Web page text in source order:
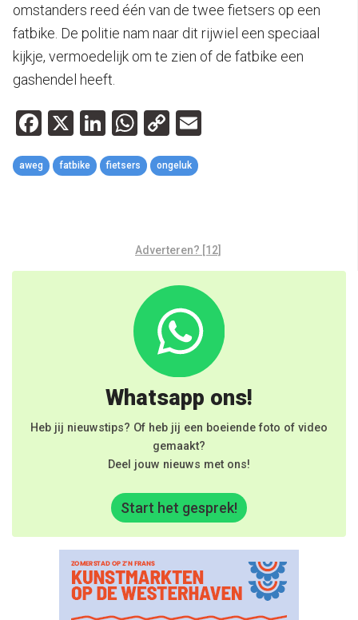
omstanders reed één van de twee fietsers op een
fatbike. De politie nam naar dit rijwiel een speciaal
kijkje, vermoedelijk om te zien of de fatbike een
gashendel heeft.
Facebook
X LinkedIn
WhatsApp
Copy
Link
aweg fatbike fietsers ongeluk
Adverteren? [12]
Whatsapp ons!
Heb jij nieuwstips? Of heb jij een boeiende foto of video
gemaakt?
Deel jouw nieuws met ons!
Start het gesprek!